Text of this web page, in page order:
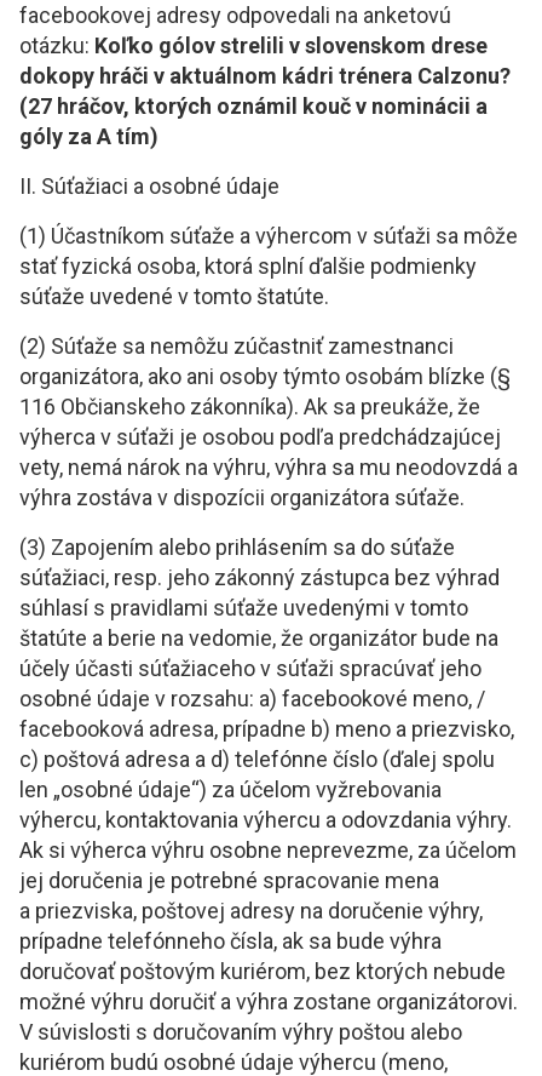
facebookovej adresy odpovedali na anketovú
otázku: Koľko gólov strelili v slovenskom drese
dokopy hráči v aktuálnom kádri trénera Calzonu?
(27 hráčov, ktorých oznámil kouč v nominácii a
góly za A tím)
II. Súťažiaci a osobné údaje
(1) Účastníkom súťaže a výhercom v súťaži sa môže
stať fyzická osoba, ktorá splní ďalšie podmienky
súťaže uvedené v tomto štatúte.
(2) Súťaže sa nemôžu zúčastniť zamestnanci
organizátora, ako ani osoby týmto osobám blízke (§
116 Občianskeho zákonníka). Ak sa preukáže, že
výherca v súťaži je osobou podľa predchádzajúcej
vety, nemá nárok na výhru, výhra sa mu neodovzdá a
výhra zostáva v dispozícii organizátora súťaže.
(3) Zapojením alebo prihlásením sa do súťaže
súťažiaci, resp. jeho zákonný zástupca bez výhrad
súhlasí s pravidlami súťaže uvedenými v tomto
štatúte a berie na vedomie, že organizátor bude na
účely účasti súťažiaceho v súťaži spracúvať jeho
osobné údaje v rozsahu: a) facebookové meno, /
facebooková adresa, prípadne b) meno a priezvisko,
c) poštová adresa a d) telefónne číslo (ďalej spolu
len „osobné údaje“) za účelom vyžrebovania
výhercu, kontaktovania výhercu a odovzdania výhry.
Ak si výherca výhru osobne neprevezme, za účelom
jej doručenia je potrebné spracovanie mena
a priezviska, poštovej adresy na doručenie výhry,
prípadne telefónneho čísla, ak sa bude výhra
doručovať poštovým kuriérom, bez ktorých nebude
možné výhru doručiť a výhra zostane organizátorovi.
V súvislosti s doručovaním výhry poštou alebo
kuriérom budú osobné údaje výhercu (meno,